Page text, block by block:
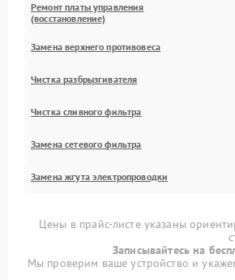
Ремонт платы управления
(восстановление)
Замена верхнего противовеса
Чистка разбрызгивателя
Чистка сливного фильтра
Замена сетевого фильтра
Замена жгута электропроводки
Цены в прайс-листе указаны
Записывайтесь на
Мы проверим ваше устройство и